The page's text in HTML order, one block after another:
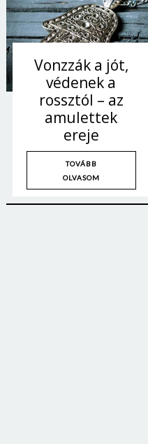
Vonzzák a jót,
védenek a
rossztól – az
amulettek
ereje
TOVÁBB
OLVASOM